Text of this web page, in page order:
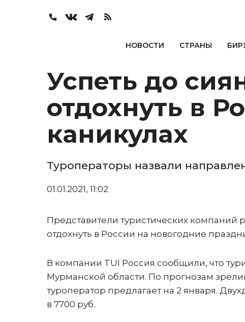
НОВОСТИ СТРАНЫ
Успеть до
отдохнуть в
каникулах
Туроператоры назвали
01.01.2021, 11:02
Представители туристических компаний
отдохнуть в России на новогодние
В компании TUI Россия сообщили, что
Мурманской области. По прогнозам
туроператор предлагает на 2 января.
в 7700 руб.